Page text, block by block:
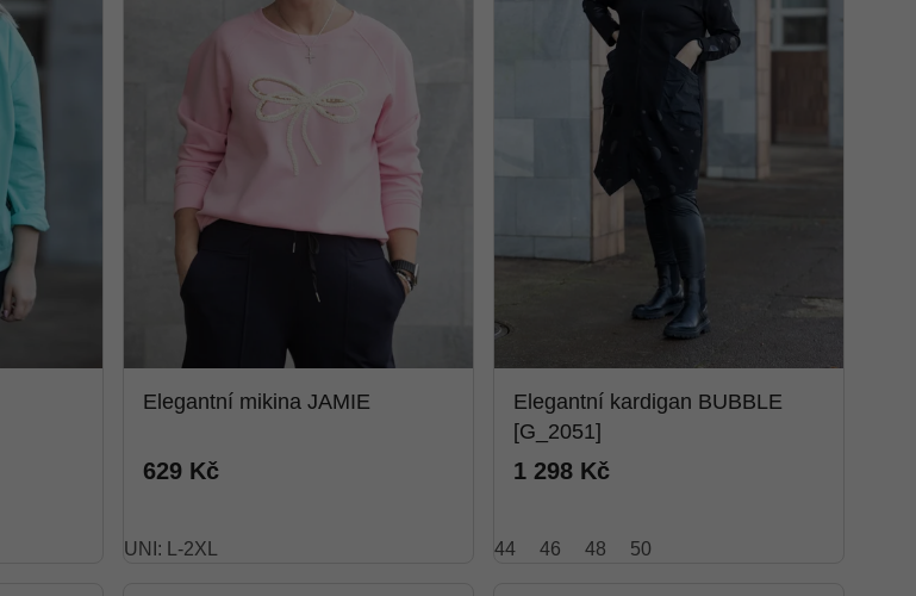
Elegantní mikina JAMIE
629 Kč
UNI: L-2XL
Elegantní kardigan BUBBLE
[G_2051]
1 298 Kč
44 46 48 50